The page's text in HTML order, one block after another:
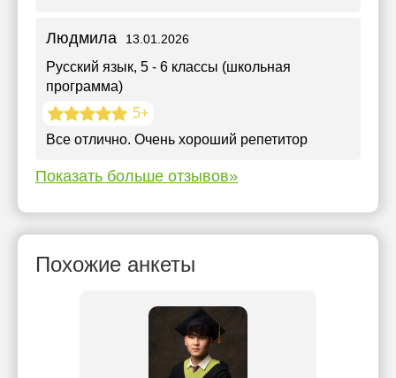
Людмила 13.01.2026
Русский язык, 5 - 6 классы (школьная
программа)
5+
Все отлично. Очень хороший репетитор
Показать больше отзывов»
Похожие анкеты